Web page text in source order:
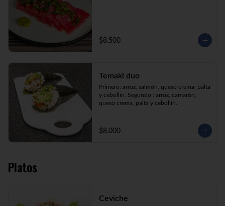
$8.500
Temaki duo
Primero: arroz, salmón, queso crema, palta
y cebollín. Segundo : arroz, camarón,
queso crema, palta y cebollín.
$8.000
Platos
Ceviche